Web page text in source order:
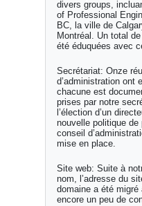
divers groups,
of Professional
BC, la ville de
Montréal. Un total
été éduquées avec
Secrétariat: Onze
d’administration ont
chacune est
prises par notre
l’élection d’un
nouvelle politique
conseil
mise en place.
Site web: Suite à
nom, l’adresse du
domaine a été migré
encore un peu de